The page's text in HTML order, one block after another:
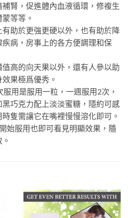
腎，促進體內血液循環，修複生
等等。
助於更強更硬以外，也有助於降
病，房事上的各方便調理和保
高的向天果以外，還有人參以助
果極爲優秀。
用是服用一粒，一週服用2次，
巧克力配上淡淡蜜糖，隱約可感
隻需讓它在嘴裡慢慢溶化即可。
始服用也即可看見明顯效果，隨